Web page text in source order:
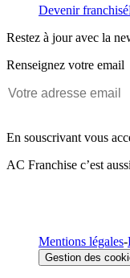
Devenir franchisé
Restez à jour avec la
Renseignez votre email
En souscrivant vous
AC Franchise c’est
Mentions légales-
Gestion des